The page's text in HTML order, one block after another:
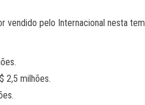
vendido pelo Internacional nesta
2,5 milhões.